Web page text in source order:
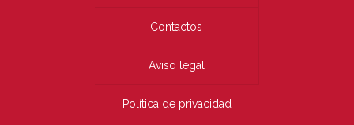
Contactos
Aviso legal
Política de privacidad